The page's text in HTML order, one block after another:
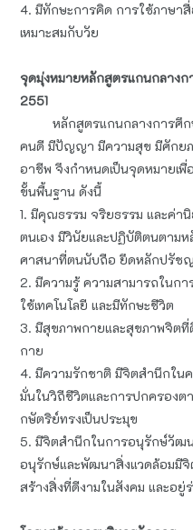
4. มีทักษะการคิด การใช้ภาษา
เหมาะสมกับวัย
จุดมุ่งหมายหลักสูตรแกนกลาง
2551
หลักสูตรแกนกลางการศึกษ
คนดี มีปัญญา มีความสุข มีศักย
อาชีพ จึงกำหนดเป็นจุดหมายเพื่
ขั้นพื้นฐาน ดังนี้
1. มีคุณธรรม จริยธรรม และค่า
ตนเอง มีวินัยและปฏิบัติตนตาม
ศาสนาที่ตนนับถือ ยึดหลักปรัชญ
2. มีความรู้ ความสามารถในก
ใช้เทคโนโลยี และมีทักษะชีวิต
3. มีสุขภาพกายและสุขภาพจิต
กาย
4. มีความรักชาติ มีจิตสำนึกในค
มั่นในวิถีชีวิตและการปกครองต
กษัตริย์ทรงเป็นประมุข
5. มีจิตสำนึกในการอนุรักษ์วัฒ
อนุรักษ์และพัฒนาสิ่งแวดล้อมมี
สร้างสิ่งที่ดีงามในสังคม และอ